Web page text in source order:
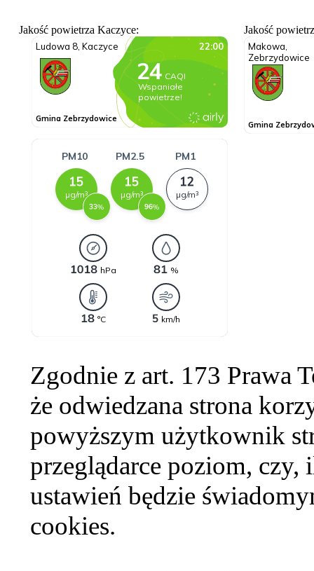
Jakość powietrza Kaczyce: Jakość
Zgodnie z art. 173 Prawa
że odwiedzana strona
powyższym użytkownik
przeglądarce poziom,
ustawień będzie
cookies.